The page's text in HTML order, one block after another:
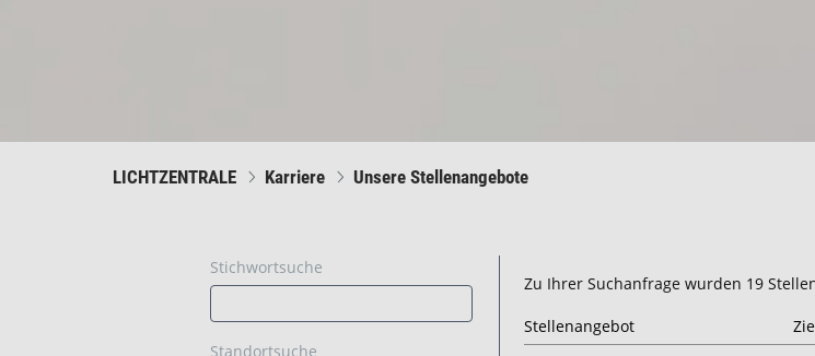
LICHTZENTRALE Karriere Unsere Stellenangebote